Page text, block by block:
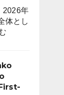
パ
チ
ン
ー
ル
は
2026年
体とし
市
動